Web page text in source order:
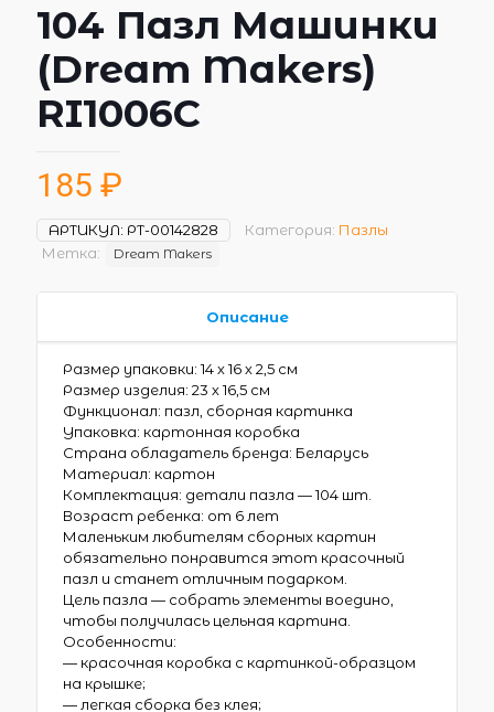
104 Пазл Машинки
(Dream Makers)
RI1006C
185 ₽
АРТИКУЛ: РТ-00142828 Категория: Пазлы
Метка:
Dream Makers
Описание
Размер упаковки: 14 х 16 х 2,5 см
Размер изделия: 23 х 16,5 см
Функционал: пазл, сборная картинка
Упаковка: картонная коробка
Страна обладатель бренда: Беларусь
Материал: картон
Комплектация: детали пазла — 104 шт.
Возраст ребенка: от 6 лет
Маленьким любителям сборных картин
обязательно понравится этот красочный
пазл и станет отличным подарком.
Цель пазла — собрать элементы воедино,
чтобы получилась цельная картина.
Особенности:
— красочная коробка с картинкой-образцом
на крышке;
— легкая сборка без клея;